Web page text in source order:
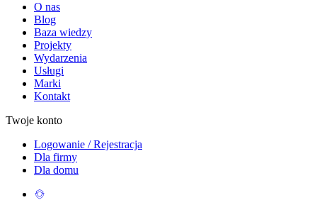
O nas
Blog
Baza wiedzy
Projekty
Wydarzenia
Usługi
Marki
Kontakt
Twoje konto
Logowanie / Rejestracja
Dla firmy
Dla domu